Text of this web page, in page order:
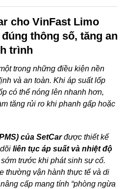
cho VinFast Limo
thông số, tăng an
trình
trong những điều kiện nền
và an toàn. Khi áp suất lốp
có thể nóng lên nhanh hơn,
tăng rủi ro khi phanh gấp hoặc
của SetCarđược thiết kế
liên tục áp suất và nhiệt độ
trước khi phát sinh sự cố.
thường vận hành thực tế và di
cấp mang tính “phòng ngừa